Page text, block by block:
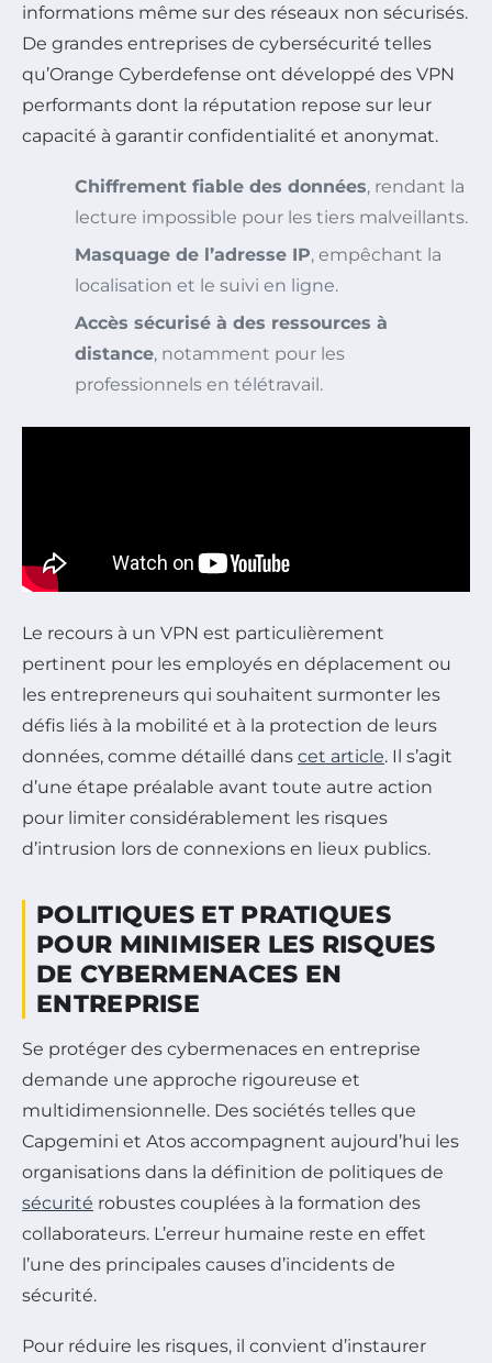
informations même sur des réseaux non sécurisés.
De grandes entreprises de cybersécurité telles
qu’Orange Cyberdefense ont développé des VPN
performants dont la réputation repose sur leur
capacité à garantir confidentialité et anonymat.
Chiffrement fiable des données, rendant la
lecture impossible pour les tiers malveillants.
Masquage de l’adresse IP, empêchant la
localisation et le suivi en ligne.
Accès sécurisé à des ressources à
distance, notamment pour les
professionnels en télétravail.
Le recours à un VPN est particulièrement
pertinent pour les employés en déplacement ou
les entrepreneurs qui souhaitent surmonter les
défis liés à la mobilité et à la protection de leurs
données, comme détaillé dans cet article. Il s’agit
d’une étape préalable avant toute autre action
pour limiter considérablement les risques
d’intrusion lors de connexions en lieux publics.
POLITIQUES ET PRATIQUES
POUR MINIMISER LES RISQUES
DE CYBERMENACES EN
ENTREPRISE
Se protéger des cybermenaces en entreprise
demande une approche rigoureuse et
multidimensionnelle. Des sociétés telles que
Capgemini et Atos accompagnent aujourd’hui les
organisations dans la définition de politiques de
sécurité robustes couplées à la formation des
collaborateurs. L’erreur humaine reste en effet
l’une des principales causes d’incidents de
sécurité.
Pour réduire les risques, il convient d’instaurer